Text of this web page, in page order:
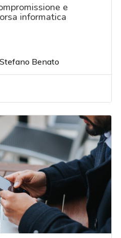
e
informatica
Stefano Benato